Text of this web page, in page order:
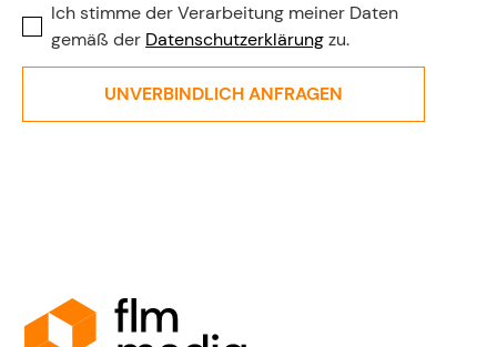
Ich stimme der Verarbeitung meiner Daten
gemäß der Datenschutzerklärungzu.